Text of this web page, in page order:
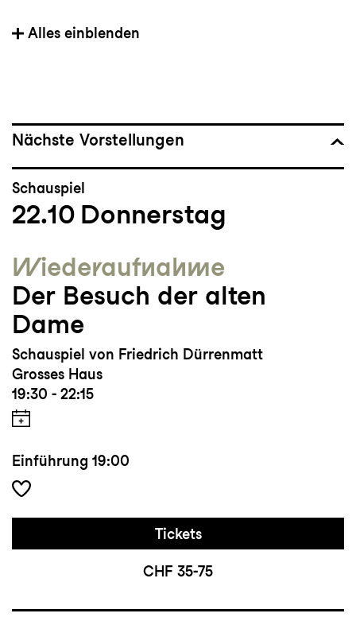
Jacob Hagemeyer ist in der Spielzeit
2025/26 Mitglied im Schauspielstudio am
Alles einblenden
Nächste Vorstellungen
Schauspiel
22.10 Donnerstag
Wieder­aufnahme
Der Besuch der alten
Dame
Schauspiel von Friedrich Dürrenmatt
Grosses Haus
19:30 - 22:15
Einführung 19:00
Tickets
CHF 35-75